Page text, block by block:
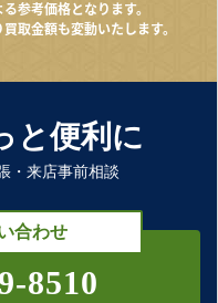
参考価格となります。
取金額も変動いたします。
と便利に
・来店事前相談
合わせ
8510